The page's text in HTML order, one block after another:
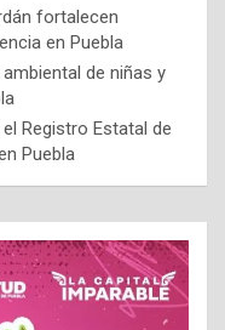
fortalecen
en Puebla
de niñas y
Registro Estatal de
Puebla